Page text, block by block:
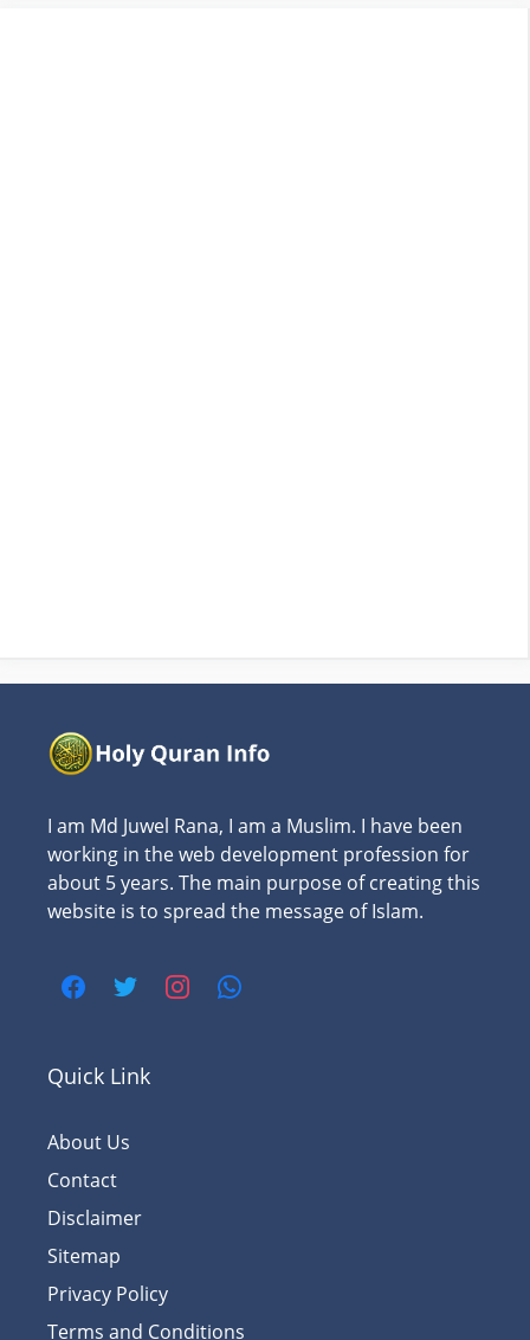
I am Md Juwel Rana, I am a Muslim. I have been
working in the web development profession for
about 5 years. The main purpose of creating this
website is to spread the message of Islam.
Quick Link
About Us
Contact
Disclaimer
Sitemap
Privacy Policy
Terms and Conditions